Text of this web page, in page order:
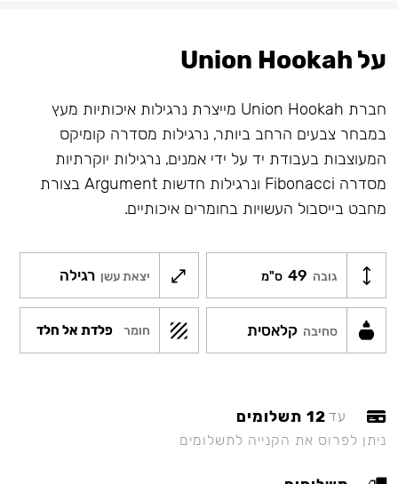
על Union Hookah
חברת Union Hookah מייצרת נרגילות איכותיות מעץ
במבחר צבעים הרחב ביותר, נרגילות מסדרה קומיקס
המעוצבות בעבודת יד על ידי אמנים, נרגילות יוקרתיות
מסדרה Fibonacci ונרגילות חדשות Argument בצורת
מחבט בייסבול העשויות בחומרים איכותיים.
גובה 49 ס"מ יצאת עשן רגילה
סחיבה קלאסית חומר פלדת אל חלד
עד 12 תשלומים
ניתן לפרוס את הקנייה לתשלומים